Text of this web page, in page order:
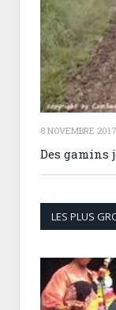
8 NOVEMBRE 2017
Des gamins
LES PLUS